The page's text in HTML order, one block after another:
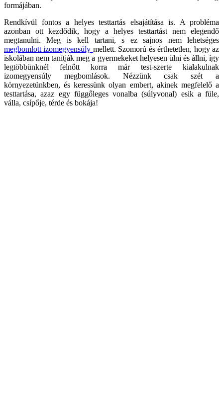
formájában.
Rendkívül fontos a helyes testtartás elsajátítása is. A probléma
azonban ott kezdődik, hogy a helyes testtartást nem elegendő
megtanulni. Meg is kell tartani, s ez sajnos nem lehetséges
megbomlott izomegyensúly mellett. Szomorú és érthetetlen, hogy az
iskolában nem tanítják meg a gyermekeket helyesen ülni és állni, így
legtöbbünknél felnőtt korra már test-szerte kialakulnak
izomegyensúly megbomlások. Nézzünk csak szét a
környezetünkben, és keressünk olyan embert, akinek megfelelő a
testtartása, azaz egy függőleges vonalba (súlyvonal) esik a füle,
válla, csípője, térde és bokája!